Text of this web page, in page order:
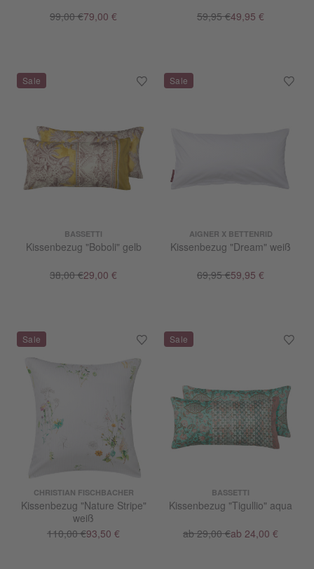
99,00 €79,00 €
59,95 €49,95 €
BASSETTI
Kissenbezug "Boboli" gelb
38,00 €29,00 €
AIGNER X BETTENRID
Kissenbezug "Dream" weiß
69,95 €59,95 €
CHRISTIAN FISCHBACHER
Kissenbezug "Nature Stripe"
weiß
110,00 €93,50 €
BASSETTI
Kissenbezug "Tigullio" aqua
ab 29,00 €ab 24,00 €